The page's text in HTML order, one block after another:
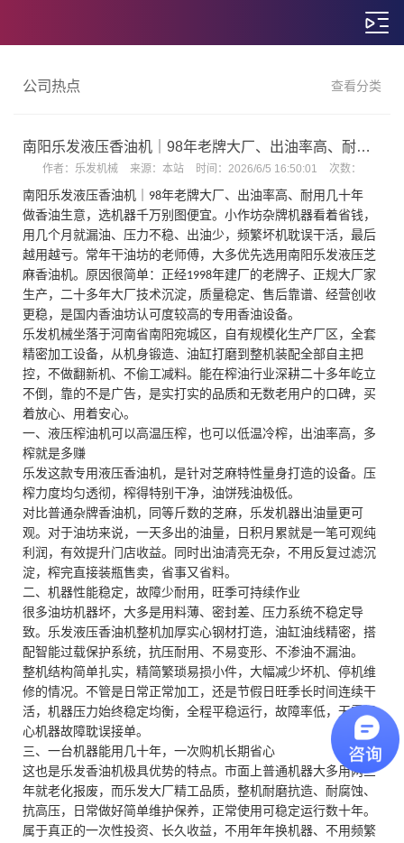
公司热点 查看分类
南阳乐发液压香油机｜98年老牌大厂、出油率高、耐用几十年
作者： 乐发机械 来源： 本站 时间： 2026/6/5 16:50:01 次数：
南阳乐发液压香油机｜ 98年老牌大厂、出油率高、耐用几十年
做香油生意，选机器千万别图便宜。小作坊杂牌机器看着省钱，
用几个月就漏油、压力不稳、出油少，频繁坏机耽误干活，最后
越用越亏。常年干油坊的老师傅，大多优先选用南阳乐发液压芝
麻香油机。原因很简单：正经1998年建厂的老牌子、正规大厂家
生产，二十多年大厂技术沉淀，质量稳定、售后靠谱、经营创收
更稳，是国内香油坊认可度较高的专用香油设备。
乐发机械坐落于河南省南阳宛城区，自有规模化生产厂区，全套
精密加工设备，从机身锻造、油缸打磨到整机装配全部自主把
控，不做翻新机、不偷工减料。能在榨油行业深耕二十多年屹立
不倒，靠的不是广告，是实打实的品质和无数老用户的口碑，买
着放心、用着安心。
一、液压榨油机可以高温压榨，也可以低温冷榨，出油率高，多
榨就是多赚
乐发这款专用液压香油机，是针对芝麻特性量身打造的设备。压
榨力度均匀透彻，榨得特别干净，油饼残油极低。
对比普通杂牌香油机，同等斤数的芝麻，乐发机器出油量更可
观。对于油坊来说，一天多出的油量，日积月累就是一笔可观纯
利润，有效提升门店收益。同时出油清亮无杂，不用反复过滤沉
淀，榨完直接装瓶售卖，省事又省料。
二、机器性能稳定，故障少耐用，旺季可持续作业
很多油坊机器坏，大多是用料薄、密封差、压力系统不稳定导
致。乐发液压香油机整机加厚实心钢材打造，油缸油线精密，搭
配智能过载保护系统，抗压耐用、不易变形、不渗油不漏油。
整机结构简单扎实，精简繁琐易损小件，大幅减少坏机、停机维
修的情况。不管是日常正常加工，还是节假日旺季长时间连续干
活，机器压力始终稳定均衡，全程平稳运行，故障率低，无需担
心机器故障耽误接单。
三、一台机器能用几十年，一次购机长期省心
这也是乐发香油机极具优势的特点。市面上普通机器大多用两三
年就老化报废，而乐发大厂精工品质，整机耐磨抗造、耐腐蚀、
抗高压，日常做好简单维护保养，
正常使用可稳定运行数十年。
属于真正的一次性投资、长久收益，不用年年换机器、不用频繁